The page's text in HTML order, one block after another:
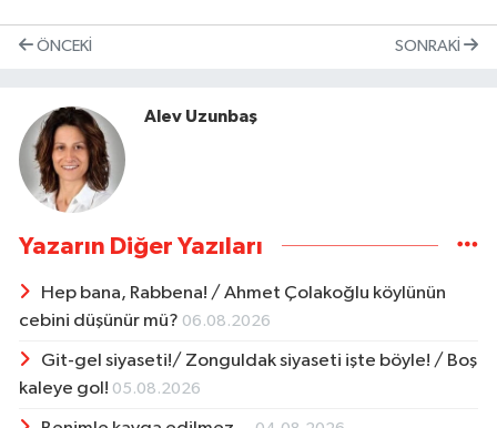
ÖNCEKI SONRAKI
Alev Uzunbaş
Yazarın Diğer Yazıları
Hep bana, Rabbena! / Ahmet Çolakoğlu köylünün
cebini düşünür mü? 06.08.2026
Git-gel siyaseti!/ Zonguldak siyaseti işte böyle! / Boş
kaleye gol! 05.08.2026